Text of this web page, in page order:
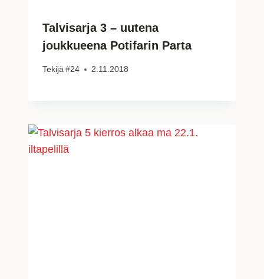
Talvisarja 3 – uutena
joukkueena Potifarin Parta
Tekijä #24 2.11.2018